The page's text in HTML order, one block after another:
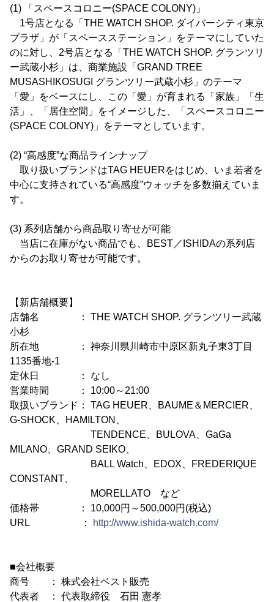
(1) 「スペースコロニー(SPACE COLONY)」
1号店となる「THE WATCH SHOP. ダイバーシティ東京
プラザ」が「スペースステーション」をテーマにしていた
のに対し、2号店となる「THE WATCH SHOP. グランツリ
ー武蔵小杉」は、商業施設「GRAND TREE
MUSASHIKOSUGI グランツリー武蔵小杉」のテーマ
「愛」をベースにし、この「愛」が育まれる「家族」「生
活」、「居住空間」をイメージした、「スペースコロニー
(SPACE COLONY)」をテーマとしています。
(2) “高感度”な商品ラインナップ
取り扱いブランドはTAG HEUERをはじめ、いま若者を
中心に支持されている“高感度”ウォッチを多数揃えていま
す。
(3) 系列店舗から商品取り寄せが可能
当店に在庫がない商品でも、BEST／ISHIDAの系列店
からのお取り寄せが可能です。
【新店舗概要】
店舗名 ： THE WATCH SHOP. グランツリー武蔵
小杉
所在地 ： 神奈川県川崎市中原区新丸子東3丁目
1135番地-1
定休日 ： なし
営業時間 ： 10:00～21:00
取扱いブランド： TAG HEUER、BAUME＆MERCIER、
G-SHOCK、HAMILTON、
TENDENCE、BULOVA、GaGa
MILANO、GRAND SEIKO、
BALL Watch、EDOX、FREDERIQUE
CONSTANT、
MORELLATO など
価格帯 ： 10,000円～500,000円(税込)
URL ：
http://www.ishida-watch.com/
■会社概要
商号 ： 株式会社ベスト販売
代表者 ： 代表取締役 石田 憲孝